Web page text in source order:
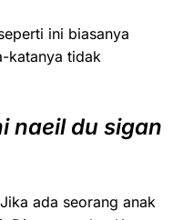
ini biasanya
katanya tidak
naeil du sigan
ada seorang anak